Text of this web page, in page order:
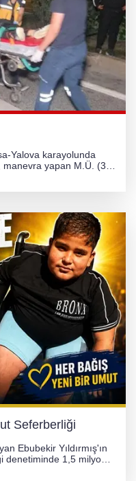
Yalova karayolunda
yapan M.Ü. (35)
Seferberliği
Ebubekir Yıldırmış'ın
denetiminde 1,5 milyon